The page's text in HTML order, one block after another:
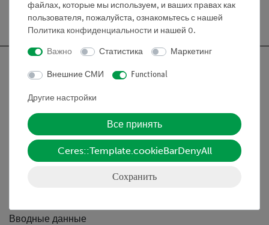
Бесплатная доставка от 300,- €
Информация
Вводные данные
файлах, которые мы используем, и ваших правах как
пользователя, пожалуйста, ознакомьтесь с нашей
Политика конфиденциальности и нашей 0.
Важно Статистика Маркетинг
Внешние СМИ Functional
Другие настройки
Все принять
Ceres::Template.cookieBarDenyAll
Сохранить